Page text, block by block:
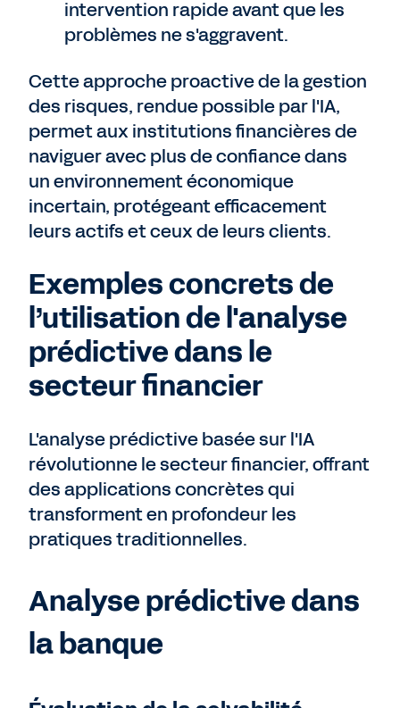
intervention rapide avant que les
problèmes ne s'aggravent.
Cette approche proactive de la gestion
des risques, rendue possible par l'IA,
permet aux institutions financières de
naviguer avec plus de confiance dans
un environnement économique
incertain, protégeant efficacement
leurs actifs et ceux de leurs clients.
Exemples concrets de
l’utilisation de l'analyse
prédictive dans le
secteur financier
L'analyse prédictive basée sur l'IA
révolutionne le secteur financier, offrant
des applications concrètes qui
transforment en profondeur les
pratiques traditionnelles.
Analyse prédictive dans
la banque